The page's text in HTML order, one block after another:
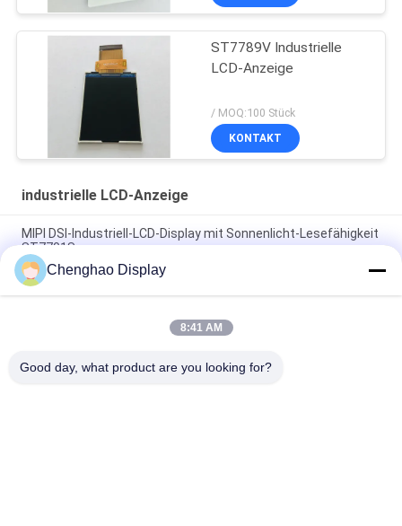
ST7789V Industrielle
LCD-Anzeige
/ MOQ:100 Stück
KONTAKT
industrielle LCD-Anzeige
MIPI DSI-Industriell-LCD-Display mit Sonnenlicht-Lesefähigkeit
ST7701S
OEM TN Treiber IC ST7789V Industrielle LCD-Bildschirmbreite
50 mm
2.8 Zoll 300cd I80 Schnittstelle Industrieller Touchscreen
Chenghao Display
8:41 AM
Good day, what product are you looking for?